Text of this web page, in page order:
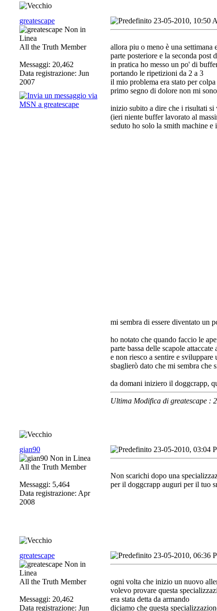
greatescape
All the Truth Member
Messaggi: 20,462
Data registrazione: Jun
2007
23-05-2010, 10:50
allora piu o meno è una
parte posteriore e la seconda post
in pratica ho messo un po' di
portando le ripetizioni da 2 a 3
il mio problema era stato per
primo segno di dolore non mi
inizio subito a dire che i risultati
(ieri niente buffer lavorato al
seduto ho solo la smith machine
mi sembra di essere diventato un
ho notato che quando faccio le
parte bassa delle scapole
e non riesco a sentire e
sbaglierò dato che mi sembra che
da domani iniziero il doggcrapp,
Ultima Modifica di greatescape :
gian90
All the Truth Member
Messaggi: 5,464
Data registrazione: Apr
2008
23-05-2010, 03:04
Non scarichi dopo una
per il doggcrapp auguri per il tuo
greatescape
All the Truth Member
Messaggi: 20,462
Data registrazione: Jun
23-05-2010, 06:36
ogni volta che inizio un nuovo
volevo provare questa
era stata detta da armando
diciamo che questa